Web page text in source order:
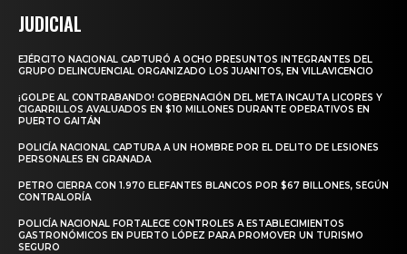
JUDICIAL
EJÉRCITO NACIONAL CAPTURÓ A OCHO PRESUNTOS INTEGRANTES DEL
GRUPO DELINCUENCIAL ORGANIZADO LOS JUANITOS, EN VILLAVICENCIO
¡GOLPE AL CONTRABANDO! GOBERNACIÓN DEL META INCAUTA LICORES Y
CIGARRILLOS AVALUADOS EN $10 MILLONES DURANTE OPERATIVOS EN
PUERTO GAITÁN
POLICÍA NACIONAL CAPTURA A UN HOMBRE POR EL DELITO DE LESIONES
PERSONALES EN GRANADA
PETRO CIERRA CON 1.970 ELEFANTES BLANCOS POR $67 BILLONES, SEGÚN
CONTRALORÍA
POLICÍA NACIONAL FORTALECE CONTROLES A ESTABLECIMIENTOS
GASTRONÓMICOS EN PUERTO LÓPEZ PARA PROMOVER UN TURISMO
SEGURO